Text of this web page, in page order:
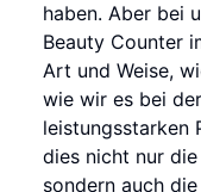
haben. Aber bei
Beauty Counter
Art und Weise,
wie wir es bei
leistungsstarken
dies nicht nur
sondern auch